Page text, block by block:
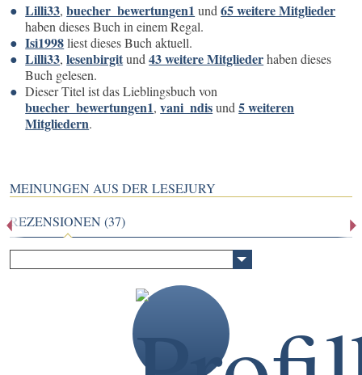
Lilli33,buecher_bewertungen1 und65 weitere Mitglieder
haben dieses Buch in einem Regal.
Isi1998liest dieses Buch aktuell.
Lilli33,lesenbirgitund43 weitere Mitgliederhaben dieses
Buch gelesen.
Dieser Titel ist das Lieblingsbuch von
buecher_bewertungen1,vani_ndisund5 weiteren
Mitgliedern.
MEINUNGEN AUS DER LESEJURY
REZENSIONEN (37)